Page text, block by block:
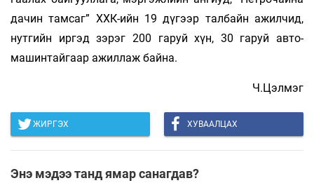
дачин тамсаг” ХХК-ийн 19 дүгээр талбайн ажил­чид,
нут­гийн иргэд зэрэг 200 га­руй хүн, 30 гаруй ав­то­
машин­тайгаар ажил­лаж байна.
Ч.Цэлмэг
ЖИРГЭХ ХУВААЛЦАХ
Энэ мэдээ танд ямар санагдав?